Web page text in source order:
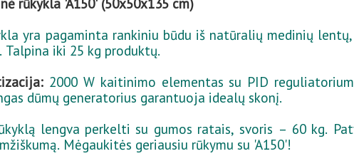
yra pagaminta rankiniu būdu iš natūralių medinių
Talpina iki 25 kg produktų.
2000 W kaitinimo elementas su PID
dūmų generatorius garantuoja idealų skonį.
lengva perkelti su gumos ratais, svoris – 60 kg.
Mėgaukitės geriausiu rūkymu su 'A150'!